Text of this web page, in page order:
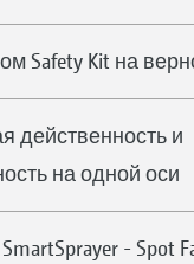
Safety Kit на
действенность и
на одной оси
- Spot